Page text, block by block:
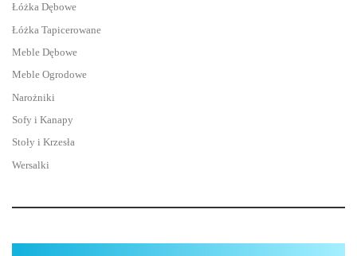
Łóżka Dębowe
Łóżka Tapicerowane
Meble Dębowe
Meble Ogrodowe
Narożniki
Sofy i Kanapy
Stoły i Krzesła
Wersalki